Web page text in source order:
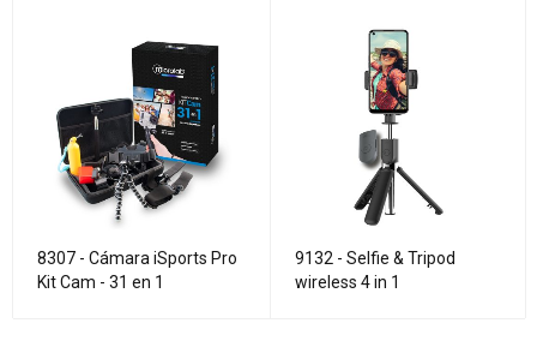
8307 - Cámara iSports Pro
Kit Cam - 31 en 1
9132 - Selfie & Tripod
wireless 4 in 1